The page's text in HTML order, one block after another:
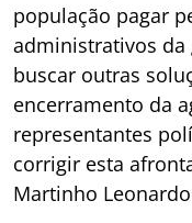
população pagar
administrativos da
buscar outras
encerramento da
representantes
corrigir esta
Martinho